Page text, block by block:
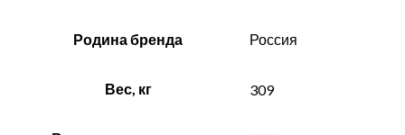
Родина бренда Россия
Вес, кг 309